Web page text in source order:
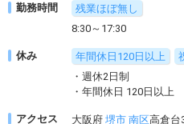
勤務時間
残業ほぼ無し
8:30～17:30
休み 年間休日120日以上
・週休2日制
・年間休日 120日以上
アクセス 大阪府 堺市 南区高倉台